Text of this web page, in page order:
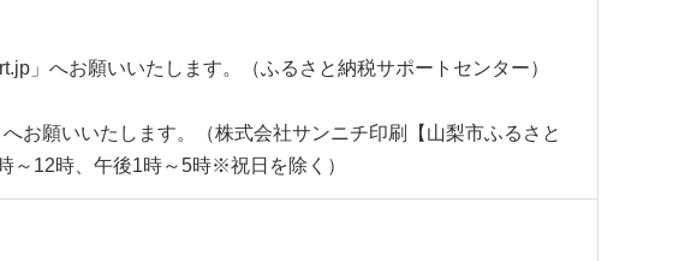
」へお願いいたします。（ふるさと納税サポートセンター）
お願いいたします。（株式会社サンニチ印刷【山梨市ふるさと
～12時、午後1時～5時※祝日を除く）